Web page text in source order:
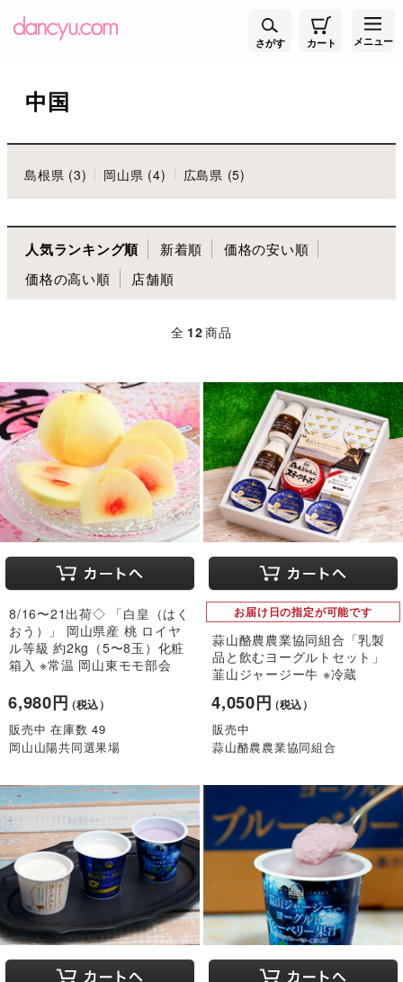
さがす カート メニュー
中国
島根県 (3) 岡山県 (4) 広島県 (5)
人気ランキング順 新着順
価格の安い順
価格の高い順
店舗順
全 12商品
8/16〜21出荷◇ 「白皇（はく
おう）」 岡山県産 桃 ロイヤ
ル等級 約2kg（5〜8玉）化粧
箱入 ※常温 岡山東モモ部会
6,980円（税込）
販売中 在庫数 49
岡山山陽共同選果場
お届け日の指定が可能です
蒜山酪農農業協同組合「乳製
品と飲むヨーグルトセット」
韮山ジャージー牛 ※冷蔵
4,050円（税込）
販売中
蒜山酪農農業協同組合